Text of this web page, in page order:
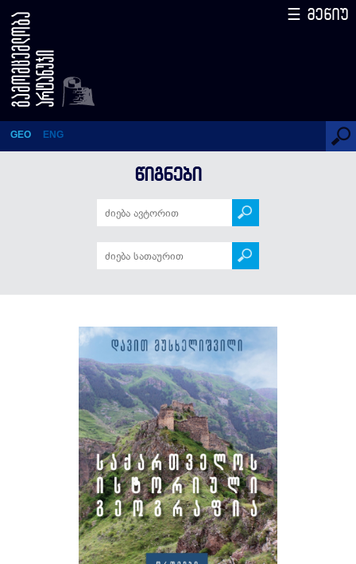
საქართველოს ისტორიული
გეოგრაფია. შრომები – I
GEO ENG
☰ მენიუ
ᲬᲘᲒᲜᲔᲑᲘ